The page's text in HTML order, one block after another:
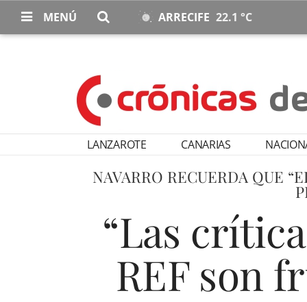
MENÚ ARRECIFE 22.1 °C
LANZAROTE CANARIAS
NAVARRO RECUERDA QUE
“Las
REF son